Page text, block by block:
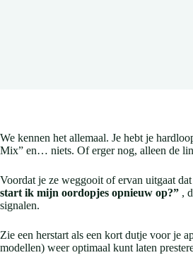
We kennen het allemaal. Je hebt je
Mix” en… niets. Of erger nog, alleen de
Voordat je ze weggooit of ervan uitgaat
start ik mijn oordopjes opnieuw op?” ,
signalen.
Zie een herstart als een kort dutje voor je
modellen) weer optimaal kunt laten